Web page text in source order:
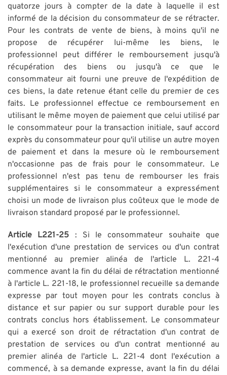
quatorze jours à compter de la date à laquelle il est
informé de la décision du consommateur de se rétracter.
Pour les contrats de vente de biens, à moins qu'il ne
propose de récupérer lui-même les biens, le
professionnel peut différer le remboursement jusqu'à
récupération des biens ou jusqu'à ce que le
consommateur ait fourni une preuve de l'expédition de
ces biens, la date retenue étant celle du premier de ces
faits. Le professionnel effectue ce remboursement en
utilisant le même moyen de paiement que celui utilisé par
le consommateur pour la transaction initiale, sauf accord
exprès du consommateur pour qu'il utilise un autre moyen
de paiement et dans la mesure où le remboursement
n'occasionne pas de frais pour le consommateur. Le
professionnel n'est pas tenu de rembourser les frais
supplémentaires si le consommateur a expressément
choisi un mode de livraison plus coûteux que le mode de
livraison standard proposé par le professionnel.
Article L221-25 : Si le consommateur souhaite que
l'exécution d'une prestation de services ou d'un contrat
mentionné au premier alinéa de l'article L. 221-4
commence avant la fin du délai de rétractation mentionné
à l'article L. 221-18, le professionnel recueille sa demande
expresse par tout moyen pour les contrats conclus à
distance et sur papier ou sur support durable pour les
contrats conclus hors établissement. Le consommateur
qui a exercé son droit de rétractation d'un contrat de
prestation de services ou d'un contrat mentionné au
premier alinéa de l'article L. 221-4 dont l'exécution a
commencé, à sa demande expresse, avant la fin du délai